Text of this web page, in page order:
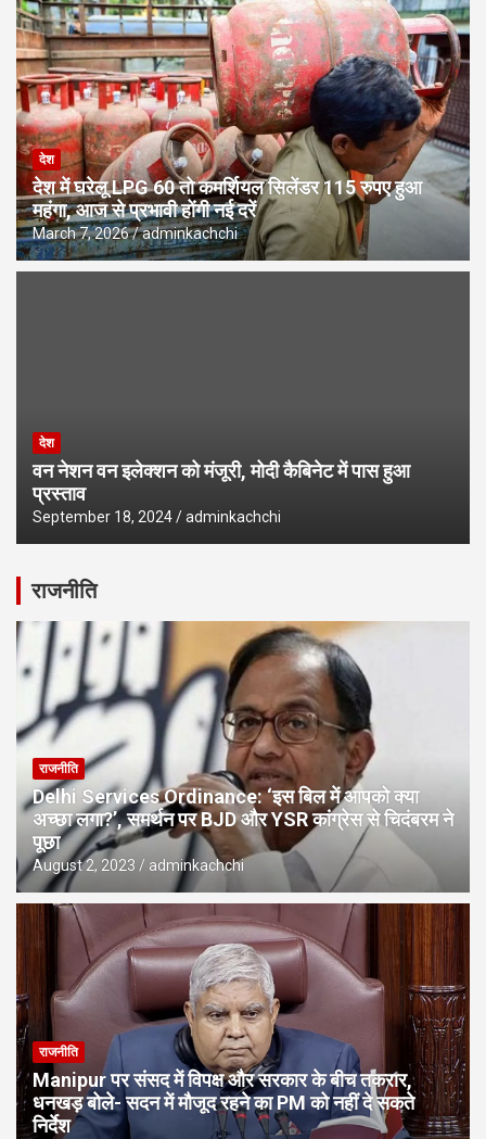
देश
देश में घरेलू LPG 60 तो कमर्शियल सिलेंडर 115 रुपए हुआ
महंगा, आज से प्रभावी होंगी नई दरें
March 7, 2026 adminkachchi
देश
वन नेशन वन इलेक्शन को मंजूरी, मोदी कैबिनेट में पास हुआ
प्रस्ताव
September 18, 2024 adminkachchi
राजनीति
राजनीति
Delhi Services Ordinance: ‘इस बिल में आपको क्या
अच्छा लगा?’, समर्थन पर BJD और YSR कांग्रेस से चिदंबरम ने
पूछा
August 2, 2023 adminkachchi
राजनीति
Manipur पर संसद में विपक्ष और सरकार के बीच तकरार,
धनखड़ बोले- सदन में मौजूद रहने का PM को नहीं दे सकते
निर्देश